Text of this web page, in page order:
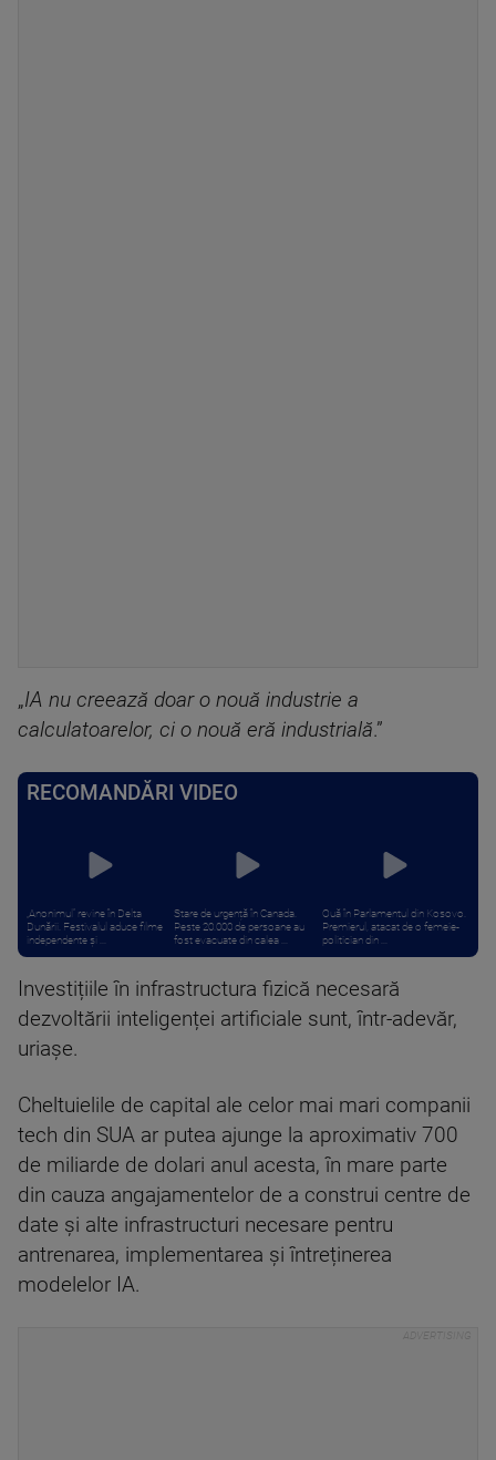
„IA nu creează doar o nouă industrie a
calculatoarelor, ci o nouă eră industrială.”
RECOMANDĂRI VIDEO
„Anonimul” revine în Delta
Dunării. Festivalul aduce filme
independente și ...
Stare de urgență în Canada.
Peste 20.000 de persoane au
fost evacuate din calea ...
Ouă în Parlamentul din Kosovo.
Premierul, atacat de o femeie-
politician din ...
Investițiile în infrastructura fizică necesară
dezvoltării inteligenței artificiale sunt, într-adevăr,
uriașe.
Cheltuielile de capital ale celor mai mari companii
tech din SUA ar putea ajunge la aproximativ 700
de miliarde de dolari anul acesta, în mare parte
din cauza angajamentelor de a construi centre de
date și alte infrastructuri necesare pentru
antrenarea, implementarea și întreținerea
modelelor IA.